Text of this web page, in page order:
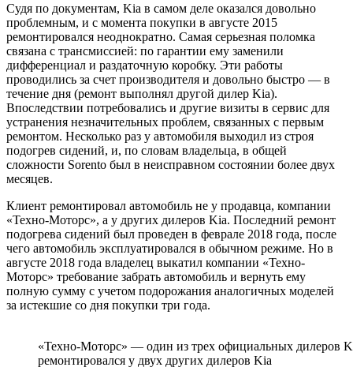
Судя по документам, Kia в самом деле оказался довольно
проблемным, и с момента покупки в августе 2015
ремонтировался неоднократно. Самая серьезная поломка
связана с трансмиссией: по гарантии ему заменили
дифференциал и раздаточную коробку. Эти работы
проводились за счет производителя и довольно быстро — в
течение дня (ремонт выполнял другой дилер Kia).
Впоследствии потребовались и другие визиты в сервис для
устранения незначительных проблем, связанных с первым
ремонтом. Несколько раз у автомобиля выходил из строя
подогрев сидений, и, по словам владельца, в общей
сложности Sorento был в неисправном состоянии более двух
месяцев.
Клиент ремонтировал автомобиль не у продавца, компании
«Техно-Моторс», а у других дилеров Kia. Последний ремонт
подогрева сидений был проведен в феврале 2018 года, после
чего автомобиль эксплуатировался в обычном режиме. Но в
августе 2018 года владелец выкатил компании «Техно-
Моторс» требование забрать автомобиль и вернуть ему
полную сумму с учетом подорожания аналогичных моделей
за истекшие со дня покупки три года.
«Техно-Моторс» — один из трех официальных дилеров
ремонтировался у двух других дилеров Kia